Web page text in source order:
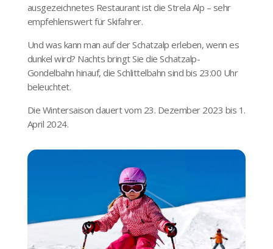
ausgezeichnetes Restaurant ist die Strela Alp – sehr
empfehlenswert für Skifahrer.
Und was kann man auf der Schatzalp erleben, wenn es
dunkel wird? Nachts bringt Sie die Schatzalp-
Gondelbahn hinauf, die Schlittelbahn sind bis 23:00 Uhr
beleuchtet.
Die Wintersaison dauert vom 23. Dezember 2023 bis 1.
April 2024.